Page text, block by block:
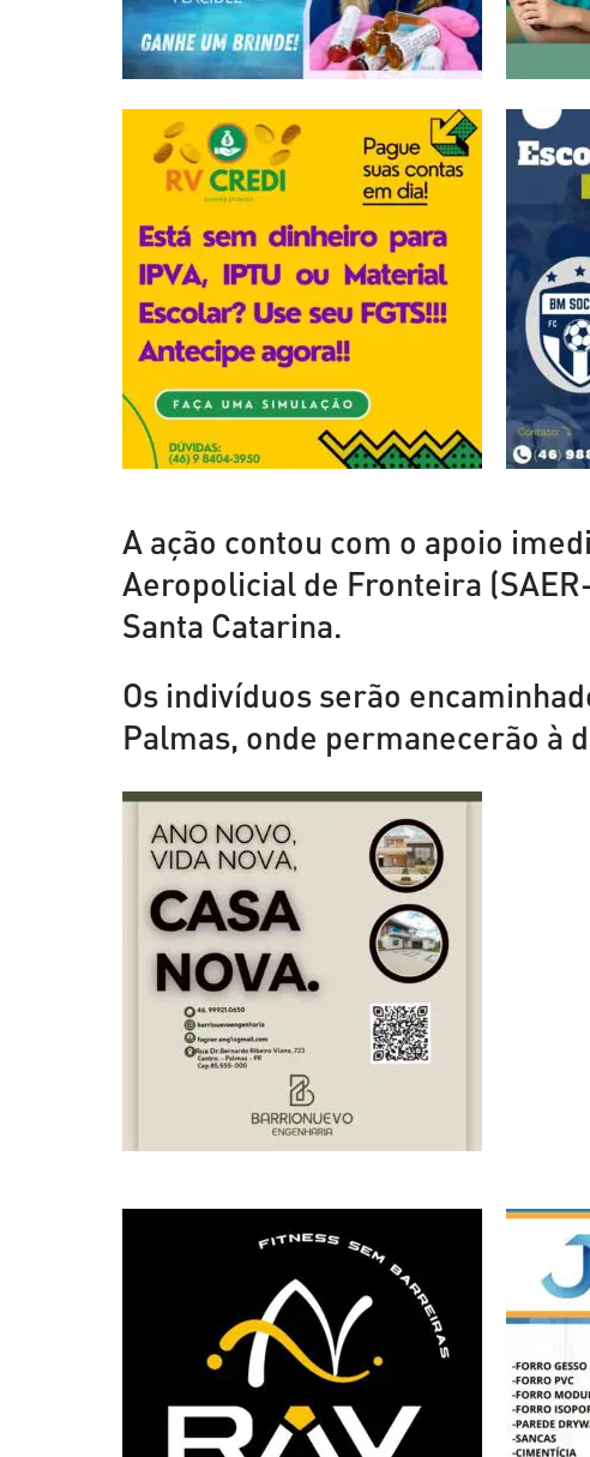
A ação contou com o apoio
Aeropolicial de Fronteira
Santa Catarina.
Os indivíduos serão
Palmas, onde permanecerão à